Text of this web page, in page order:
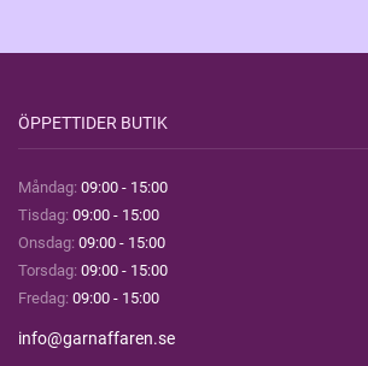
ÖPPETTIDER BUTIK
Måndag: 09:00 - 15:00
Tisdag: 09:00 - 15:00
Onsdag: 09:00 - 15:00
Torsdag: 09:00 - 15:00
Fredag: 09:00 - 15:00
info@garnaffaren.se